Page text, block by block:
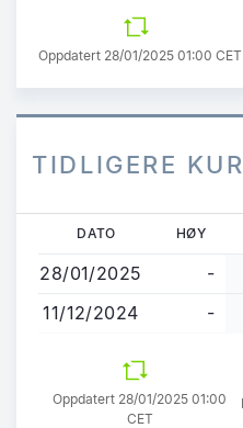
Oppdatert 28/01/2025 01:00 CET
TIDLIGERE
Hopp
hovedinnhold
DATO HØY
28/01/2025 -
11/12/2024
-
Oppdatert 28/01/2025 01:00
CET